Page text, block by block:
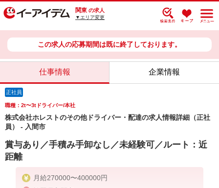
関東 の求人
▼エリア変更
この求人の応募期間は既に終了しております。
仕事情報 企業情報
正社員
職種：2t〜3tドライバー/本社
株式会社ホレストのその他ドライバー・配達の求人情報詳細（正社
員） - 入間市
賞与あり／手積み手卸なし／未経験可／ルート：近
距離
月給270000〜400000円